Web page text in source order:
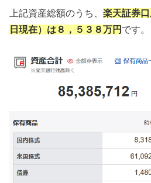
上記資産総額のうち、 楽天証券
日現在）は８，５３８万円 です。